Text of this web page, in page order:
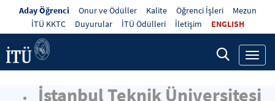
Aday Öğrenci Onur ve Ödüller Kalite Öğrenci İşleri
Mezun
İTÜ KKTC
Duyurular İTÜ Ödülleri İletişim ENGLISH
İstanbul Teknik Üniversitesi